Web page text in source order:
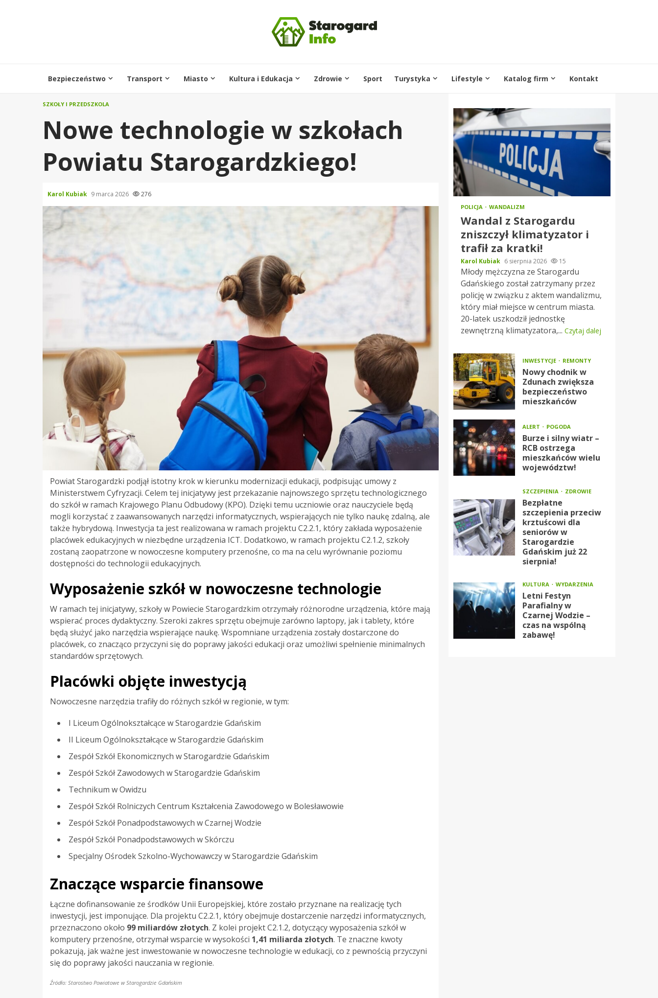
Bezpieczeństwo Transport Miasto Kultura i Edukacja Zdrowie Sport Turystyka Lifestyle Katalog firm Kontakt
SZKOŁY I PRZEDSZKOLA
Nowe technologie w szkołach
Powiatu Starogardzkiego!
Karol Kubiak 9 marca 2026 276
Powiat Starogardzki podjął istotny krok w kierunku modernizacji edukacji, podpisując umowy z
Ministerstwem Cyfryzacji. Celem tej inicjatywy jest przekazanie najnowszego sprzętu technologicznego
do szkół w ramach Krajowego Planu Odbudowy (KPO). Dzięki temu uczniowie oraz nauczyciele będą
mogli korzystać z zaawansowanych narzędzi informatycznych, wspierających nie tylko naukę zdalną, ale
także hybrydową. Inwestycja ta jest realizowana w ramach projektu C2.2.1, który zakłada wyposażenie
placówek edukacyjnych w niezbędne urządzenia ICT. Dodatkowo, w ramach projektu C2.1.2, szkoły
zostaną zaopatrzone w nowoczesne komputery przenośne, co ma na celu wyrównanie poziomu
dostępności do technologii edukacyjnych.
Wyposażenie szkół w nowoczesne technologie
W ramach tej inicjatywy, szkoły w Powiecie Starogardzkim otrzymały różnorodne urządzenia, które mają
wspierać proces dydaktyczny. Szeroki zakres sprzętu obejmuje zarówno laptopy, jak i tablety, które
będą służyć jako narzędzia wspierające naukę. Wspomniane urządzenia zostały dostarczone do
placówek, co znacząco przyczyni się do poprawy jakości edukacji oraz umożliwi spełnienie minimalnych
standardów sprzętowych.
Placówki objęte inwestycją
Nowoczesne narzędzia trafiły do różnych szkół w regionie, w tym:
I Liceum Ogólnokształcące w Starogardzie Gdańskim
II Liceum Ogólnokształcące w Starogardzie Gdańskim
Zespół Szkół Ekonomicznych w Starogardzie Gdańskim
Zespół Szkół Zawodowych w Starogardzie Gdańskim
Technikum w Owidzu
Zespół Szkół Rolniczych Centrum Kształcenia Zawodowego w Bolesławowie
Zespół Szkół Ponadpodstawowych w Czarnej Wodzie
Zespół Szkół Ponadpodstawowych w Skórczu
Specjalny Ośrodek Szkolno-Wychowawczy w Starogardzie Gdańskim
Znaczące wsparcie finansowe
Łączne dofinansowanie ze środków Unii Europejskiej, które zostało przyznane na realizację tych
inwestycji, jest imponujące. Dla projektu C2.2.1, który obejmuje dostarczenie narzędzi informatycznych,
przeznaczono około 99 miliardów złotych. Z kolei projekt C2.1.2, dotyczący wyposażenia szkół w
komputery przenośne, otrzymał wsparcie w wysokości 1,41 miliarda złotych. Te znaczne kwoty
pokazują, jak ważne jest inwestowanie w nowoczesne technologie w edukacji, co z pewnością przyczyni
się do poprawy jakości nauczania w regionie.
Źródło: Starostwo Powiatowe w Starogardzie Gdańskim
POLICJA WANDALIZM
Wandal z Starogardu
zniszczył klimatyzator i
trafił za kratki!
Karol Kubiak 6 sierpnia 2026 15
Młody mężczyzna ze Starogardu
Gdańskiego został zatrzymany przez
policję w związku z aktem wandalizmu,
który miał miejsce w centrum miasta.
20-latek uszkodził jednostkę
zewnętrzną klimatyzatora,... Czytaj dalej
INWESTYCJE REMONTY
Nowy chodnik w
Zdunach zwiększa
bezpieczeństwo
mieszkańców
ALERT POGODA
Burze i silny wiatr –
RCB ostrzega
mieszkańców wielu
województw!
SZCZEPIENIA ZDROWIE
Bezpłatne
szczepienia przeciw
krztuścowi dla
seniorów w
Starogardzie
Gdańskim już 22
sierpnia!
KULTURA WYDARZENIA
Letni Festyn
Parafialny w
Czarnej Wodzie –
czas na wspólną
zabawę!